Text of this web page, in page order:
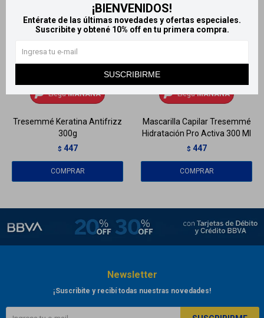
¡BIENVENIDOS!
Entérate de las últimas novedades y ofertas especiales.
Suscribite y obtené 10% off en tu primera compra.
SUSCRIBIRME
LlegaMAÑANA
Tresemmé Keratina Antifrizz
300g
$ 447
LlegaMAÑANA
Mascarilla Capilar Tresemmé
Hidratación Pro Activa 300 Ml
$ 447
Newsletter
¡Suscribite y recibí todas nuestras novedades!